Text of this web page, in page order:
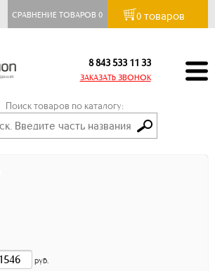
СРАВНЕНИЕ ТОВАРОВ0 0 товаров
8 843 533 11 33
ЗАКАЗАТЬ ЗВОНОК
Поиск товаров по каталогу:
руб.